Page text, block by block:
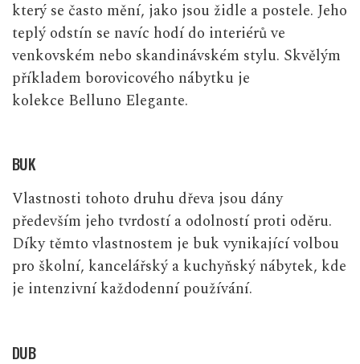
který se často mění, jako jsou židle a postele. Jeho
teplý odstín se navíc hodí do interiérů ve
venkovském nebo skandinávském stylu. Skvělým
příkladem borovicového nábytku je
kolekce Belluno Elegante.
BUK
Vlastnosti tohoto druhu dřeva jsou dány
především jeho tvrdostí a odolností proti oděru.
Díky těmto vlastnostem je buk vynikající volbou
pro školní, kancelářský a kuchyňský nábytek, kde
je intenzivní každodenní používání.
DUB